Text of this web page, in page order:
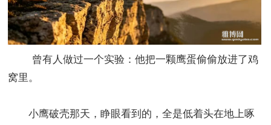
曾有人做过一个实验：他把一颗鹰蛋偷偷放进了鸡
窝里。
小鹰破壳那天，睁眼看到的，全是低着头在地上啄